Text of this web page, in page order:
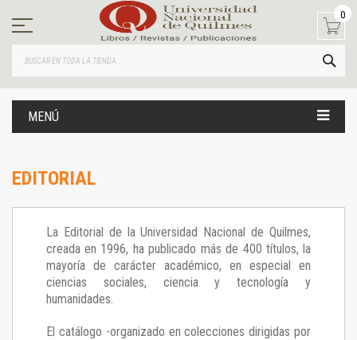
contenido
0
MENÚ
EDITORIAL
La Editorial de la Universidad Nacional de Quilmes,
creada en 1996, ha publicado más de 400 títulos, la
mayoría de carácter académico, en especial en
ciencias sociales, ciencia y tecnología y
humanidades.
El catálogo -organizado en colecciones dirigidas por